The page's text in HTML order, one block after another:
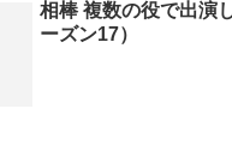
相棒 複数の役で出演
ーズン17）